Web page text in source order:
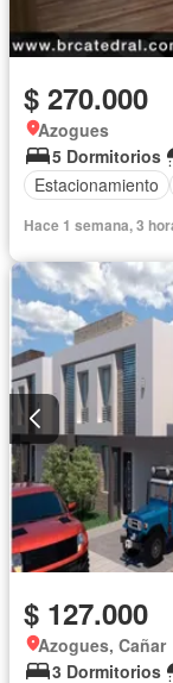
$ 270.000
Azogues
5 Dormitorios
Estacionamiento
Hace 1 semana, 3
$ 127.000
Azogues, Cañar
3 Dormitorios